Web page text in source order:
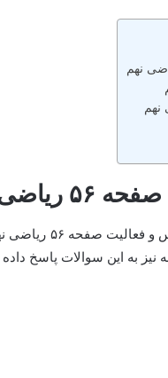
نهم
در ویدیو زیر
نیز به این سوالات پاسخ